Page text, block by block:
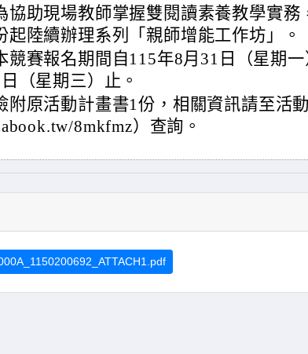
協助現場教師掌握雙閱讀素養教學實務
起陸續辦理系列「親師增能工作坊」。
競賽報名期間自115年8月31日（星期
（星期三）止。
附原活動計畫書1份，相關資訊請至活
8mkfmz）查詢。